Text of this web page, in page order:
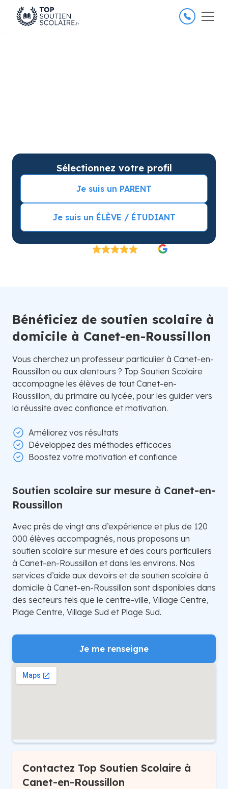
26 000 élèves satisfaits
Sélectionnez votre profil
Je suis un PARENT
Je suis un ÉLÈVE / ÉTUDIANT
Bénéficiez de soutien scolaire à
domicile à Canet-en-Roussillon
Vous cherchez un professeur particulier à Canet-en-
Roussillon ou aux alentours ? Top Soutien Scolaire
accompagne les élèves de tout Canet-en-
Roussillon, du primaire au lycée, pour les guider vers
la réussite avec confiance et motivation.
Améliorez vos résultats
Développez des méthodes efficaces
Boostez votre motivation et confiance
Soutien scolaire sur mesure à Canet-en-
Roussillon
Avec près de vingt ans d’expérience et plus de 120
000 élèves accompagnés, nous proposons un
soutien scolaire sur mesure et des cours particuliers
à Canet-en-Roussillon et dans les environs. Nos
services d’aide aux devoirs et de soutien scolaire à
domicile à Canet-en-Roussillon sont disponibles dans
des secteurs tels que le centre-ville, Village Centre,
Plage Centre, Village Sud et Plage Sud.
Je me renseigne
Contactez Top Soutien Scolaire à
Canet-en-Roussillon